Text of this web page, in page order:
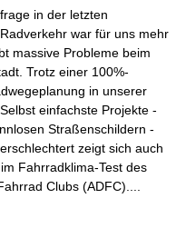
in der letzten
war für uns mehr
massive Probleme beim
Trotz einer 100%-
in unserer
einfachste Projekte -
Straßenschildern -
zeigt sich auch
Fahrradklima-Test des
Clubs (ADFC)....